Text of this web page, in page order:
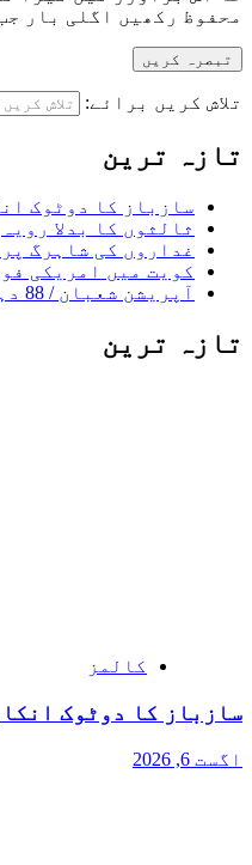
محفوظ رکھیں اگلی بار
تلاش کریں برائے:
تازہ ترین
سازباز کا دوٹوک
ثالثوں کا بدلا رویہ
غداروں کی شاہرگ
کویت میں امریکی
آپریشن شعبان / 88 دہشت گرد ہلاک
تازہ ترین
کالمز
سازباز کا دوٹوک
اگست 6, 2026